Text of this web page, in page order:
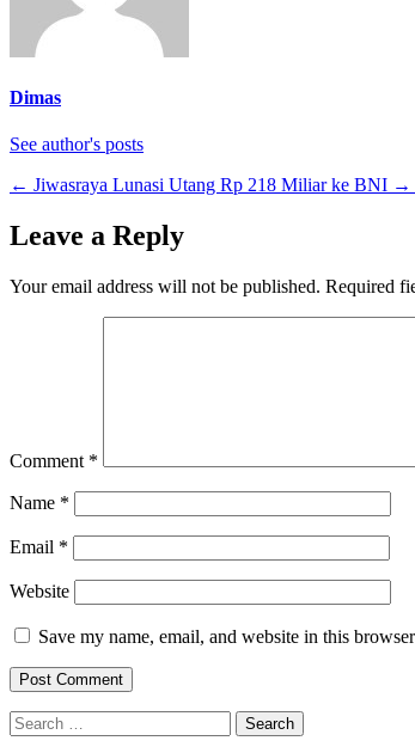
Dimas
See author's posts
← Jiwasraya Lunasi Utang Rp 218 Miliar ke BNI →
Leave a Reply
Your email address will not be published. Required
Comment *
Name *
Email *
Website
Save my name, email, and website in this
Search
for: